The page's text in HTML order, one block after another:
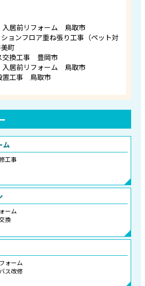
居前リフォーム 鳥取市
ョンフロア重ね張り工事（ペット対
町
交換工事 豊岡市
居前リフォーム 鳥取市
置工事 鳥取市
ム
工事
ーム
換
ォーム
ス改修